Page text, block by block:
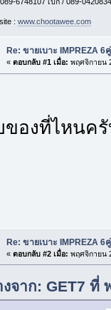
: www.chootawee.com
Re: ขายเบาะ IMPREZA 6
« ตอบกลับ #1 เมื่อ: พฤศจิกายน
ของที่ไหนค
Re: ขายเบาะ IMPREZA 6
« ตอบกลับ #2 เมื่อ: พฤศจิกายน
งจาก: GET7 ที่